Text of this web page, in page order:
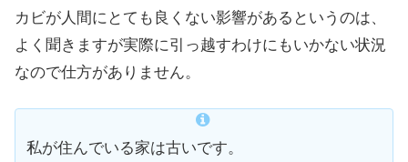
カビが人間にとても良くない影響があるというのは、
よく聞きますが実際に引っ越すわけにもいかない状況
なので仕方がありません。
私が住んでいる家は古いです。